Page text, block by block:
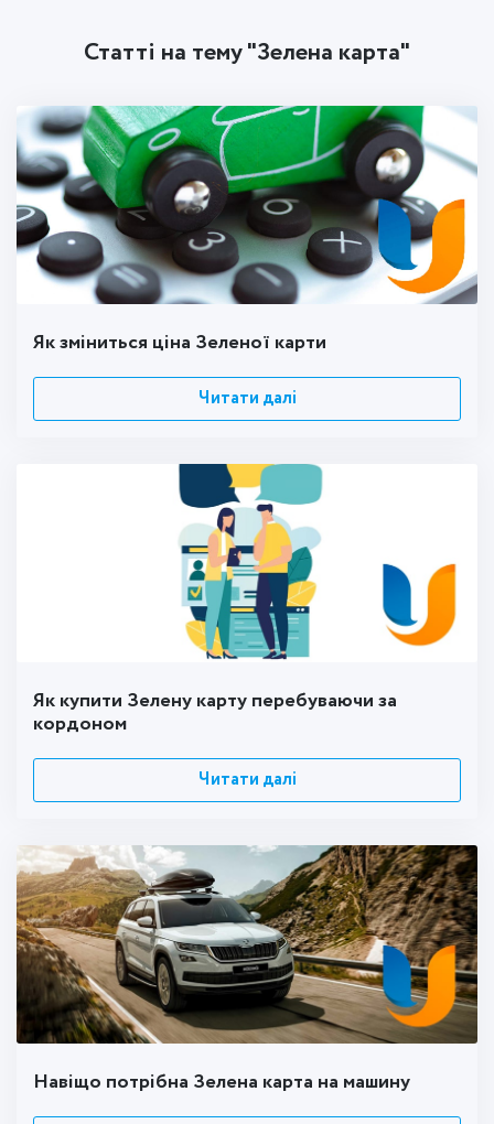
Статті на тему "Зелена карта"
Як зміниться ціна Зеленої карти
Читати далі
Як купити Зелену карту перебуваючи за
кордоном
Читати далі
Навіщо потрібна Зелена карта на машину